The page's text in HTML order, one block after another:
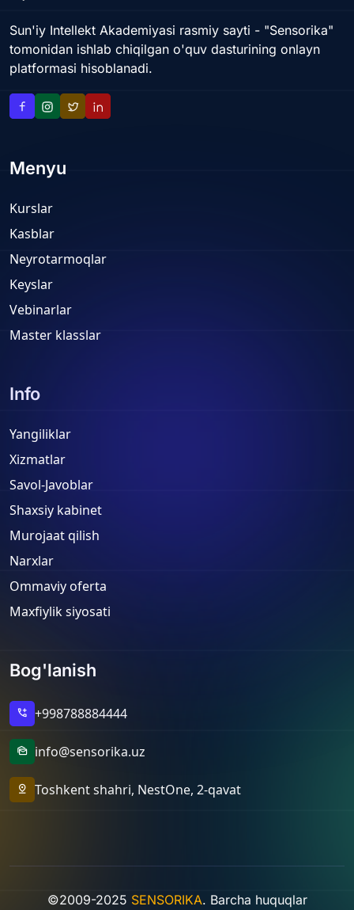
Sun'iy Intellekt Akademiyasi rasmiy sayti - "Sensorika"
tomonidan ishlab chiqilgan o'quv dasturining onlayn
platformasi hisoblanadi.
Menyu
Kurslar
Kasblar
Neyrotarmoqlar
Keyslar
Vebinarlar
Master klasslar
Info
Yangiliklar
Xizmatlar
Savol-Javoblar
Shaxsiy kabinet
Murojaat qilish
Narxlar
Ommaviy oferta
Maxfiylik siyosati
Bog'lanish
add_call +998788884444
mark_as_unread info@sensorika.uz
pin_drop Toshkent shahri, NestOne, 2-qavat
©2009-2025 SENSORIKA. Barcha huquqlar